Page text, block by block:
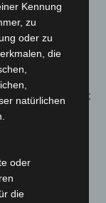
aus
entdeckt
in
eingedämmt
Kennung
zu
oder zu
die
natürlichen
oder
die